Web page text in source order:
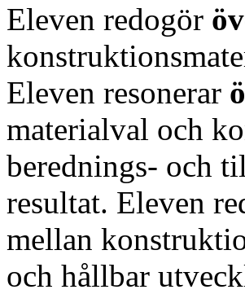
Eleven redogör
Eleven resonerar
materialval och
berednings- och
resultat. Eleven
mellan
och hållbar